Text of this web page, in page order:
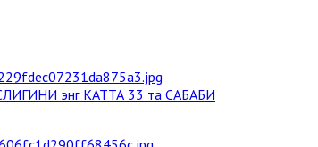
энг КАТТА 33 та САБАБИ